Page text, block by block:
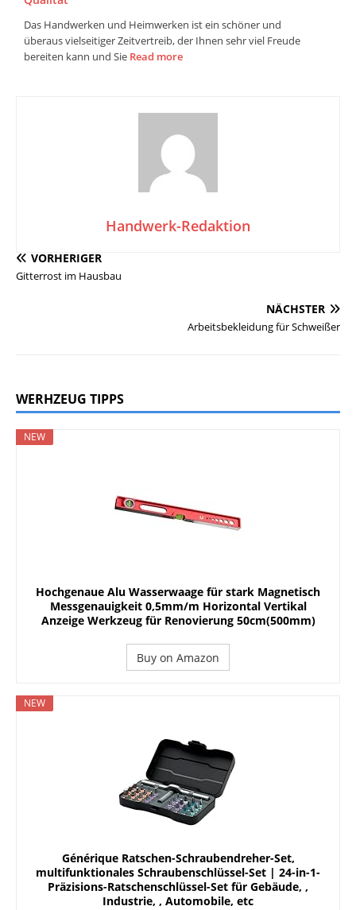
Das Handwerken und Heimwerken ist ein schöner und
überaus vielseitiger Zeitvertreib, der Ihnen sehr viel Freude
bereiten kann und Sie Read more
Handwerk-Redaktion
VORHERIGER
Gitterrost im Hausbau
NÄCHSTER
Arbeitsbekleidung für Schweißer
WERHZEUG TIPPS
NEW
Hochgenaue Alu Wasserwaage für stark Magnetisch
Messgenauigkeit 0,5mm/m Horizontal Vertikal
Anzeige Werkzeug für Renovierung 50cm(500mm)
Buy on Amazon
NEW
Générique Ratschen-Schraubendreher-Set,
multifunktionales Schraubenschlüssel-Set | 24-in-1-
Präzisions-Ratschenschlüssel-Set für Gebäude, ,
Industrie, , Automobile, etc